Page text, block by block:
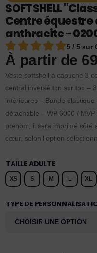
SOFTSHELL
Centre équestre
anthracite -
5 / 5 sur
À partir de
Veste softshell à capuche 3
central inversé ton sur ton –
intérieures – Bande
détachable – WP 6000 /
prénom, il sera imprimé
cœur, selon l’option
TAILLE ADULTE
XS S M L XL
TYPE DE